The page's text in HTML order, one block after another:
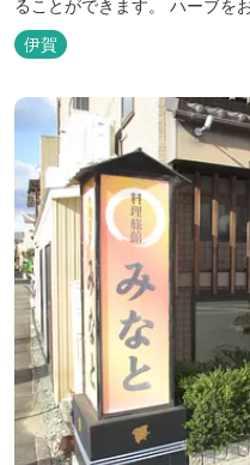
ることができます。 ハーブを
あらわれる「香りの湯」は、
広々とした空間とたっぷりの
を満喫できる「露天風呂」、
お湯をお楽しみいただけま...
伊賀